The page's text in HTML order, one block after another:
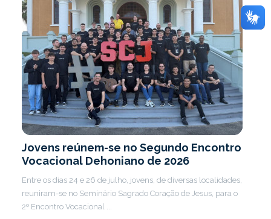
Jovens reúnem-se no Segundo Encontro
Vocacional Dehoniano de 2026
Entre os dias 24 e 26 de julho, jovens, de diversas localidades,
reuniram-se no Seminário Sagrado Coração de Jesus, para o
2º Encontro Vocacional ...